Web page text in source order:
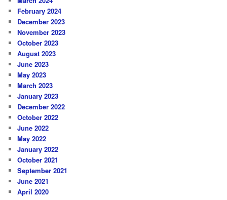
February 2024
December 2023
November 2023
October 2023
August 2023
June 2023
May 2023
March 2023
January 2023
December 2022
October 2022
June 2022
May 2022
January 2022
October 2021
September 2021
June 2021
April 2020